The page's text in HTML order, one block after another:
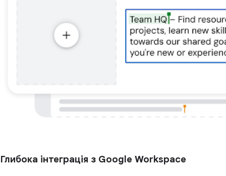
Глибока інтеграція з Google Workspace